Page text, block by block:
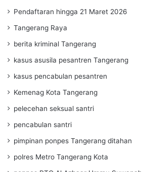
Pendaftaran hingga 21 Maret 2026
Tangerang Raya
berita kriminal Tangerang
kasus asusila pesantren Tangerang
kasus pencabulan pesantren
Kemenag Kota Tangerang
pelecehan seksual santri
pencabulan santri
pimpinan ponpes Tangerang ditahan
polres Metro Tangerang Kota